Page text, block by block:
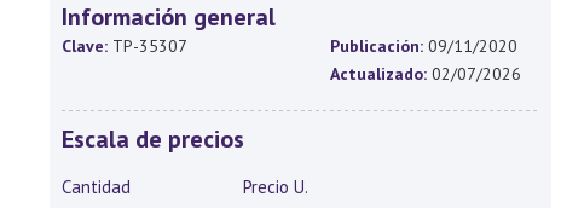
Información general
Clave: TP-35307 Publicación: 09/11/2020
Actualizado: 02/07/2026
Escala de precios
Cantidad Precio U.